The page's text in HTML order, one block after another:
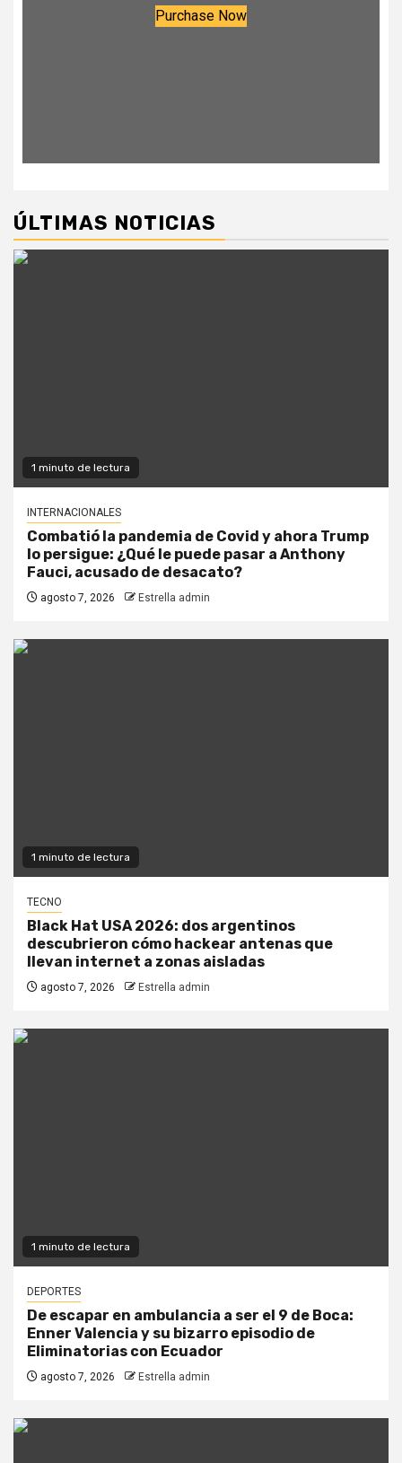
Purchase Now
ÚLTIMAS NOTICIAS
1 minuto de lectura
INTERNACIONALES
Combatió la pandemia de Covid y ahora Trump
lo persigue: ¿Qué le puede pasar a Anthony
Fauci, acusado de desacato?
agosto 7, 2026 Estrella admin
1 minuto de lectura
TECNO
Black Hat USA 2026: dos argentinos
descubrieron cómo hackear antenas que
llevan internet a zonas aisladas
agosto 7, 2026 Estrella admin
1 minuto de lectura
DEPORTES
De escapar en ambulancia a ser el 9 de Boca:
Enner Valencia y su bizarro episodio de
Eliminatorias con Ecuador
agosto 7, 2026 Estrella admin